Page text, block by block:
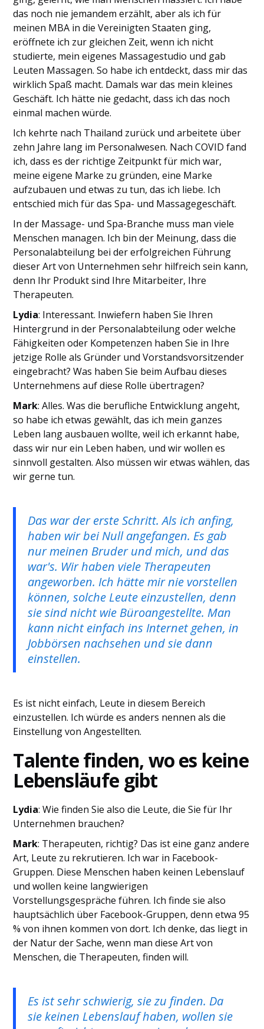
das noch nie jemandem erzählt, aber als ich für
meinen MBA in die Vereinigten Staaten ging,
eröffnete ich zur gleichen Zeit, wenn ich nicht
studierte, mein eigenes Massagestudio und gab
Leuten Massagen. So habe ich entdeckt, dass mir das
wirklich Spaß macht. Damals war das mein kleines
Geschäft. Ich hätte nie gedacht, dass ich das noch
einmal machen würde.
Ich kehrte nach Thailand zurück und arbeitete über
zehn Jahre lang im Personalwesen. Nach COVID fand
ich, dass es der richtige Zeitpunkt für mich war,
meine eigene Marke zu gründen, eine Marke
aufzubauen und etwas zu tun, das ich liebe. Ich
entschied mich für das Spa- und Massagegeschäft.
In der Massage- und Spa-Branche muss man viele
Menschen managen. Ich bin der Meinung, dass die
Personalabteilung bei der erfolgreichen Führung
dieser Art von Unternehmen sehr hilfreich sein kann,
denn Ihr Produkt sind Ihre Mitarbeiter, Ihre
Therapeuten.
Lydia: Interessant. Inwiefern haben Sie Ihren
Hintergrund in der Personalabteilung oder welche
Fähigkeiten oder Kompetenzen haben Sie in Ihre
jetzige Rolle als Gründer und Vorstandsvorsitzender
eingebracht? Was haben Sie beim Aufbau dieses
Unternehmens auf diese Rolle übertragen?
Mark: Alles. Was die berufliche Entwicklung angeht,
so habe ich etwas gewählt, das ich mein ganzes
Leben lang ausbauen wollte, weil ich erkannt habe,
dass wir nur ein Leben haben, und wir wollen es
sinnvoll gestalten. Also müssen wir etwas wählen, das
wir gerne tun.
Das war der erste Schritt. Als ich anfing,
haben wir bei Null angefangen. Es gab
nur meinen Bruder und mich, und das
war's. Wir haben viele Therapeuten
angeworben. Ich hätte mir nie vorstellen
können, solche Leute einzustellen, denn
sie sind nicht wie Büroangestellte. Man
kann nicht einfach ins Internet gehen, in
Jobbörsen nachsehen und sie dann
einstellen.
Es ist nicht einfach, Leute in diesem Bereich
einzustellen. Ich würde es anders nennen als die
Einstellung von Angestellten.
Talente finden, wo es keine
Lebensläufe gibt
Lydia: Wie finden Sie also die Leute, die Sie für Ihr
Unternehmen brauchen?
Mark: Therapeuten, richtig? Das ist eine ganz andere
Art, Leute zu rekrutieren. Ich war in Facebook-
Gruppen. Diese Menschen haben keinen Lebenslauf
und wollen keine langwierigen
Vorstellungsgespräche führen. Ich finde sie also
hauptsächlich über Facebook-Gruppen, denn etwa 95
% von ihnen kommen von dort. Ich denke, das liegt in
der Natur der Sache, wenn man diese Art von
Menschen, die Therapeuten, finden will.
Es ist sehr schwierig, sie zu finden. Da
sie keinen Lebenslauf haben, wollen sie